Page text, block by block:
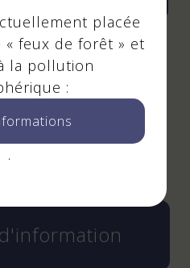
YouTube
LinkedIn
placée
« feux de forêt » et
la pollution
:
.